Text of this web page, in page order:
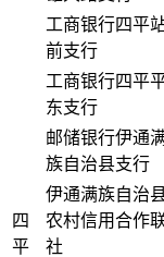
四
平
工商银行四平
前支行
工商银行四平
东支行
邮储银行伊通
族自治县支行
伊通满族自治
农村信用合作
社